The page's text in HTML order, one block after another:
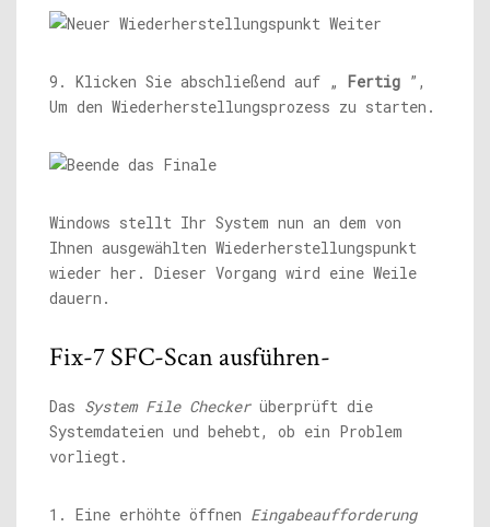
9. Klicken Sie abschließend auf „ Fertig ”,
Um den Wiederherstellungsprozess zu starten.
Windows stellt Ihr System nun an dem von
Ihnen ausgewählten Wiederherstellungspunkt
wieder her. Dieser Vorgang wird eine Weile
dauern.
Fix-7 SFC-Scan ausführen-
Das System File Checkerüberprüft die
Systemdateien und behebt, ob ein Problem
vorliegt.
1. Eine erhöhte öffnen Eingabeaufforderung